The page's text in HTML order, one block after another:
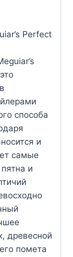
Perfect
способа
и
самые
и
древесной
помета